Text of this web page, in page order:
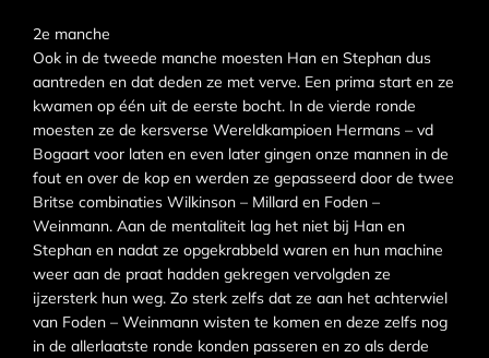
2e manche
Ook in de tweede manche moesten Han en Stephan dus
aantreden en dat deden ze met verve. Een prima start en ze
kwamen op één uit de eerste bocht. In de vierde ronde
moesten ze de kersverse Wereldkampioen Hermans – vd
Bogaart voor laten en even later gingen onze mannen in de
fout en over de kop en werden ze gepasseerd door de twee
Britse combinaties Wilkinson – Millard en Foden –
Weinmann. Aan de mentaliteit lag het niet bij Han en
Stephan en nadat ze opgekrabbeld waren en hun machine
weer aan de praat hadden gekregen vervolgden ze
ijzersterk hun weg. Zo sterk zelfs dat ze aan het achterwiel
van Foden – Weinmann wisten te komen en deze zelfs nog
in de allerlaatste ronde konden passeren en zo als derde